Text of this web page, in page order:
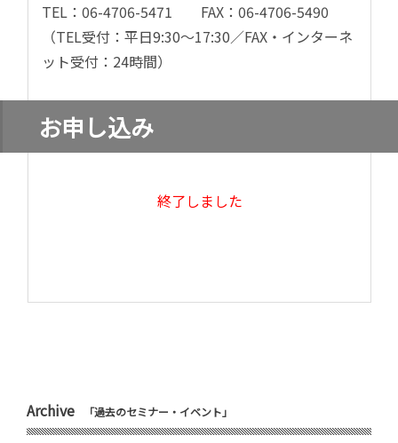
TEL ： 06-4706-5471 FAX：06-4706-5490
（TEL受付：平日9:30～17:30／FAX・インターネ
ット受付：24時間）
お申し込み
終了しました
Archive 「過去のセミナー・イベント」